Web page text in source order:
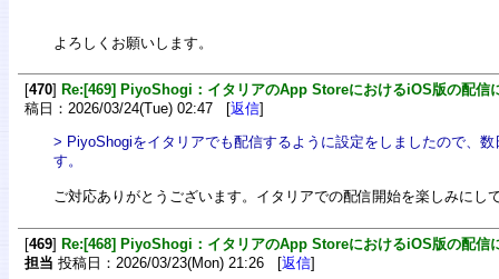
よろしくお願いします。
[470] Re:[469] PiyoShogi：イタリアのApp StoreにおけるiOS版の配信
稿日：2026/03/24(Tue) 02:47 [返信]
> PiyoShogiをイタリアでも配信するように設定をしましたので、
す。
ご対応ありがとうございます。イタリアでの配信開始を楽しみにし
[469] Re:[468] PiyoShogi：イタリアのApp StoreにおけるiOS版の配信
担当 投稿日：2026/03/23(Mon) 21:26 [返信]